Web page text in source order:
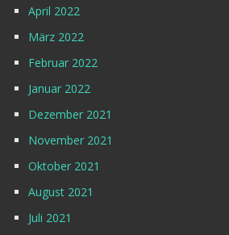
April 2022
März 2022
Februar 2022
Januar 2022
Dezember 2021
November 2021
Oktober 2021
August 2021
Juli 2021